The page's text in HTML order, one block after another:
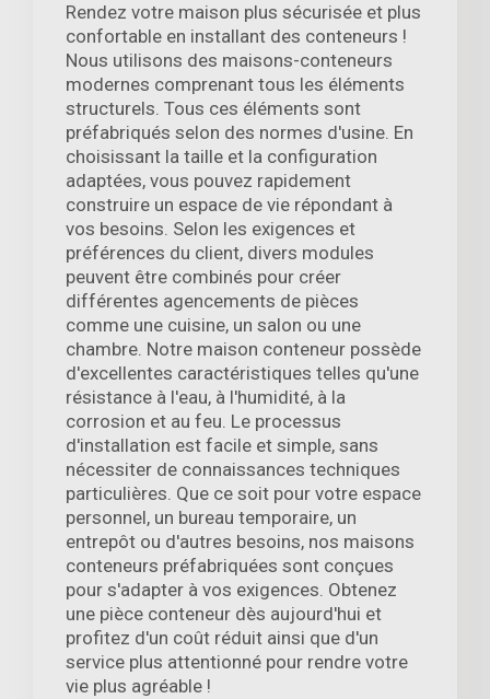
Rendez votre maison plus sécurisée et plus
confortable en installant des conteneurs !
Nous utilisons des maisons-conteneurs
modernes comprenant tous les éléments
structurels. Tous ces éléments sont
préfabriqués selon des normes d'usine. En
choisissant la taille et la configuration
adaptées, vous pouvez rapidement
construire un espace de vie répondant à
vos besoins. Selon les exigences et
préférences du client, divers modules
peuvent être combinés pour créer
différentes agencements de pièces
comme une cuisine, un salon ou une
chambre. Notre maison conteneur possède
d'excellentes caractéristiques telles qu'une
résistance à l'eau, à l'humidité, à la
corrosion et au feu. Le processus
d'installation est facile et simple, sans
nécessiter de connaissances techniques
particulières. Que ce soit pour votre espace
personnel, un bureau temporaire, un
entrepôt ou d'autres besoins, nos maisons
conteneurs préfabriquées sont conçues
pour s'adapter à vos exigences. Obtenez
une pièce conteneur dès aujourd'hui et
profitez d'un coût réduit ainsi que d'un
service plus attentionné pour rendre votre
vie plus agréable !